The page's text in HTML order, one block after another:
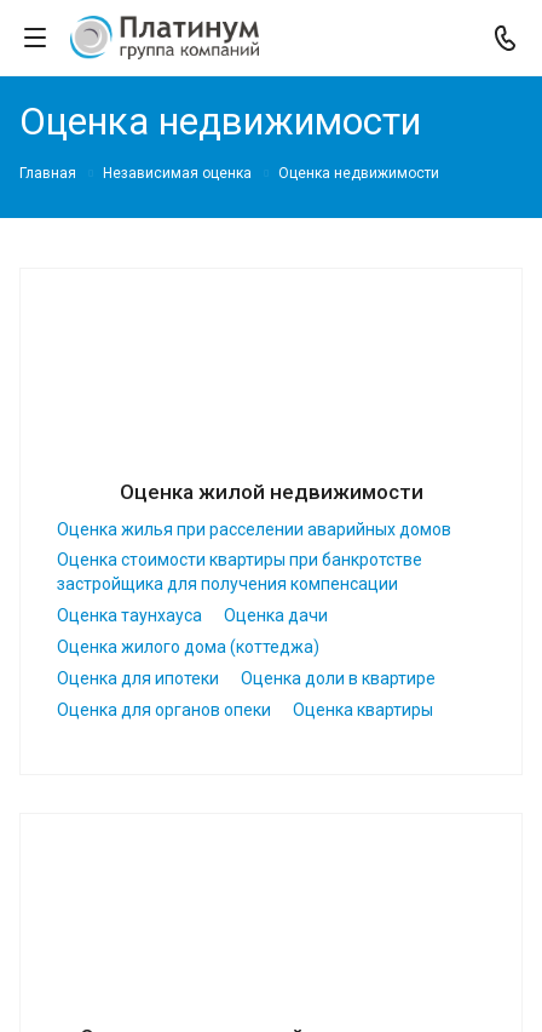
Оценка недвижимости
Главная Независимая оценка Оценка недвижимости
Оценка жилой недвижимости
Оценка жилья при расселении аварийных домов
Оценка стоимости квартиры при банкротстве
застройщика для получения компенсации
Оценка таунхауса
Оценка дачи
Оценка жилого дома (коттеджа)
Оценка для ипотеки
Оценка доли в квартире
Оценка для органов опеки
Оценка квартиры